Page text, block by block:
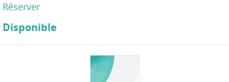
Réserver
Disponible